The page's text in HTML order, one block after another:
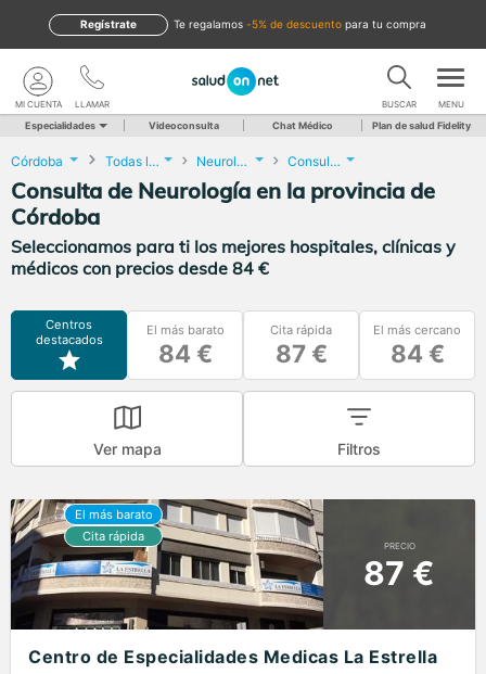
te regalamos -5% de descuento para tu compra
Regístrate
LLAMAR
MI CUENTA BUSCAR MENU
Especialidades Videoconsulta Chat Médico Plan de salud Fidelity
Córdoba Todas las localidades Neurología Consulta de Neurología
Consulta de Neurología en la provincia de
Córdoba
Seleccionamos para ti los mejores hospitales, clínicas y
médicos con precios desde 84 €
Centros
destacados
El más barato
84 €
Cita rápida
87 €
El más cercano
84 €
Ver mapa Filtros
PRECIO
87 €
Centro de Especialidades Medicas La Estrella